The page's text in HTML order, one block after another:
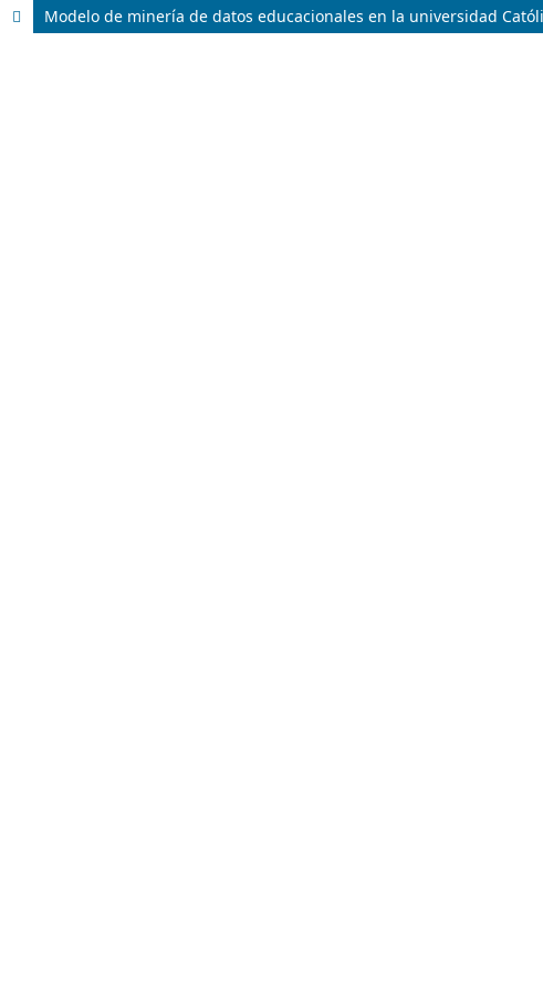
Modelo de minería de datos educacionales en la universidad